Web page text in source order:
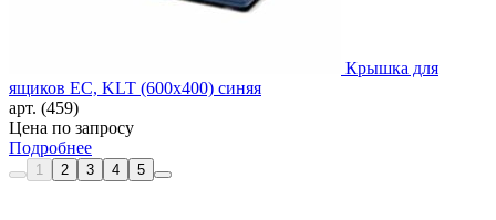
Крышка для
ящиков EC, KLT (600х400) синяя
арт. (459)
Цена по запросу
Подробнее
1 2 3 4 5